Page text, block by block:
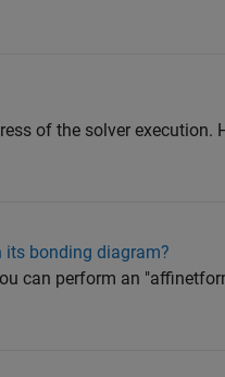
of the solver execution.
its bonding diagram?
can perform an